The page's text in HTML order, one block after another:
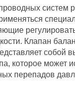
систем
Клапан
собой
которое может
перепадов